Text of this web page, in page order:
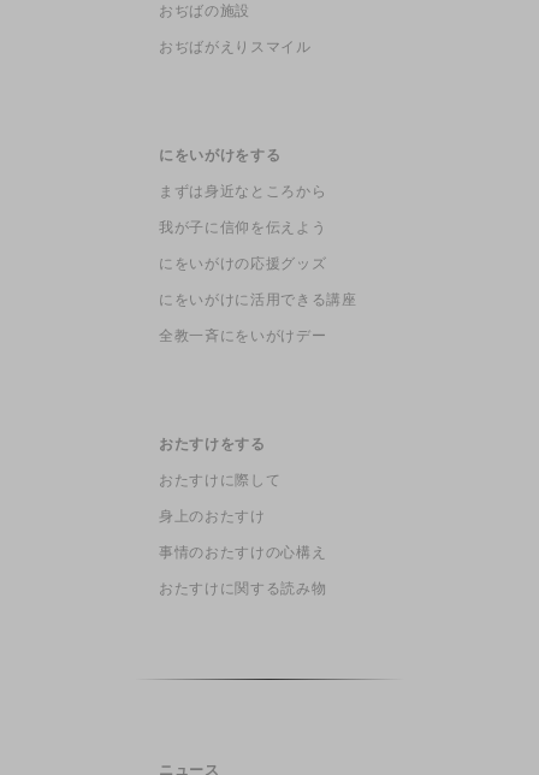
おぢばの施設
おぢばがえりスマイル
にをいがけをする
まずは身近なところから
我が子に信仰を伝えよう
にをいがけの応援グッズ
にをいがけに活用できる講座
全教一斉にをいがけデー
おたすけをする
おたすけに際して
身上のおたすけ
事情のおたすけの心構え
おたすけに関する読み物
ニュース